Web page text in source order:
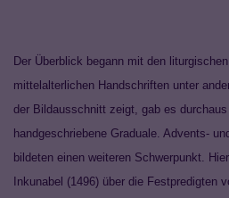
Der Überblick begann mit den
mittelalterlichen Handschriften unter
der Bildausschnitt zeigt, gab es
handgeschriebene Graduale. Advents-
bildeten einen weiteren Schwerpunkt.
Inkunabel (1496) über die Festpredigten